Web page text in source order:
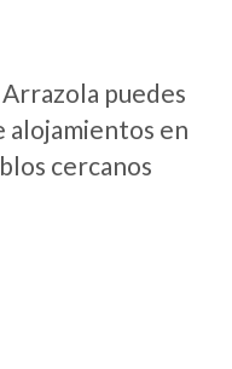
puedes
alojamientos en
cercanos